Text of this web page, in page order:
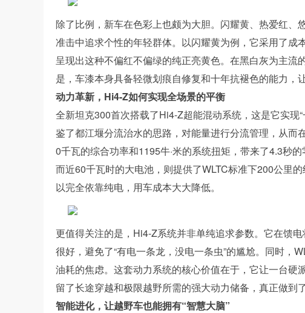
除了比例，新车在色彩上也颇为大胆。闪耀黄、热爱红、
准击中追求个性的年轻群体。以闪耀黄为例，它采用了
呈现出这种不偏红不偏绿的纯正亮黄色。在黑白灰为主
是，车漆本身具备轻微划痕自修复和十年抗褪色的能力，
动力革新，Hi4-Z如何实现全场景的平衡
全新坦克300首次搭载了Hi4-Z超能混动系统，这是它实现
鉴了都江堰分流治水的思路，对能量进行分流管理，从
0千瓦的综合功率和1195牛·米的系统扭矩，带来了4.3秒
而近60千瓦时的大电池，则提供了WLTC标准下200公里
以完全依靠纯电，用车成本大大降低。
更值得关注的是，Hi4-Z系统并非单纯追求参数。它在馈
很好，避免了“有电一条龙，没电一条虫”的尴尬。同时，
油耗的焦虑。这套动力系统的核心价值在于，它让一台
留了长途穿越和极限越野所需的强大动力储备，真正做到
智能进化，让越野车也能拥有“智慧大脑”